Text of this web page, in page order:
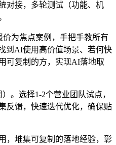
对接，多轮测试（功能、机
为焦点案例，手把手教所有
到AI使用高价值场景、若何快
可复制的方，实现AI落地取
选择1-2个营业团队试点，
反馈，快速迭代优化，确保贴
堆集可复制的落地经验，彰